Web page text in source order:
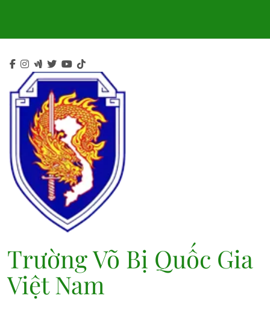
Trường Võ Bị Quốc Gia
Việt Nam